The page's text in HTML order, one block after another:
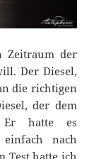
Zeitraum der
Der Diesel,
die richtigen
der dem
Er hatte es
nach
Test hatte ich